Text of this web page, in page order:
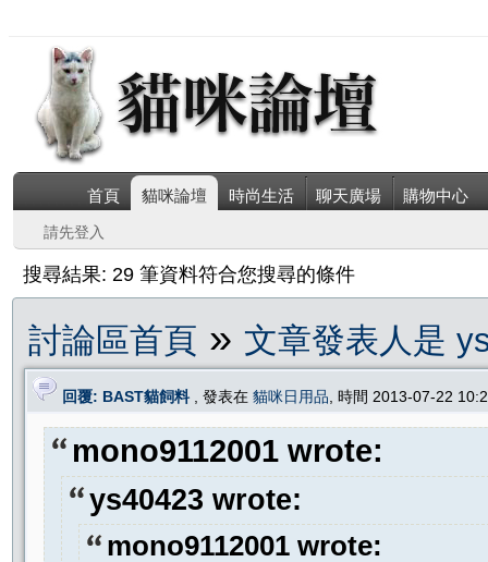
首頁 貓咪論壇 時尚生活 聊天廣場 購物中心
請先登入
搜尋結果: 29 筆資料符合您搜尋的條件
討論區首頁 » 文章發表人是
回覆: BAST貓飼料 , 發表在 貓咪日用品 , 時間 2013-07-22
mono9112001 wrote:
ys40423 wrote:
mono9112001 wrote: